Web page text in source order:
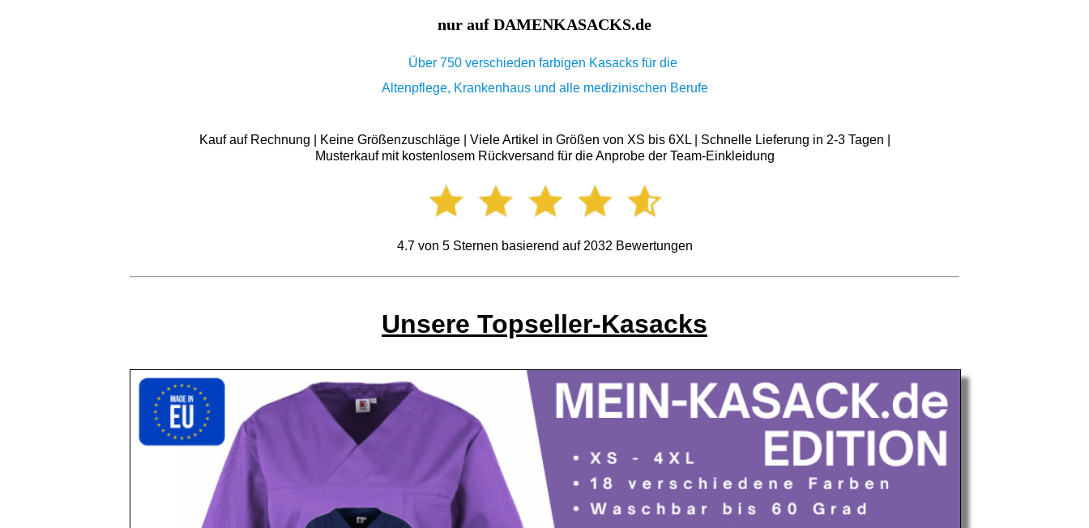
nur auf DAMENKASACKS.de
Über 750 verschieden farbigen Kasacks für die
Altenpflege, Krankenhaus und alle medizinischen Berufe
Kauf auf Rechnung | Keine Größenzuschläge | Viele Artikel in Größen von XS bis 6XL | Schnelle Lieferung in 2-3 Tagen |
Musterkauf mit kostenlosem Rückversand für die Anprobe der Team-Einkleidung
4.7von 5Sternen basierend auf 2032 Bewertungen
Unsere Topseller-Kasacks